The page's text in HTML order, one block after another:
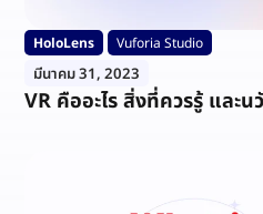
HoloLens Vuforia Studio
มีนาคม 31, 2023
VR คืออะไร สิ่งที่ควรรู้ และ